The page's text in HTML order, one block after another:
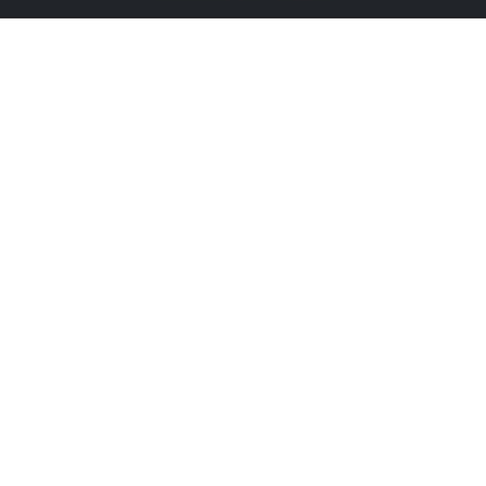
Umzug von Heidelberg nach Brasilien